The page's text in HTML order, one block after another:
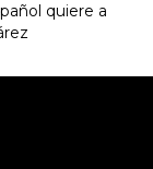
quiere a